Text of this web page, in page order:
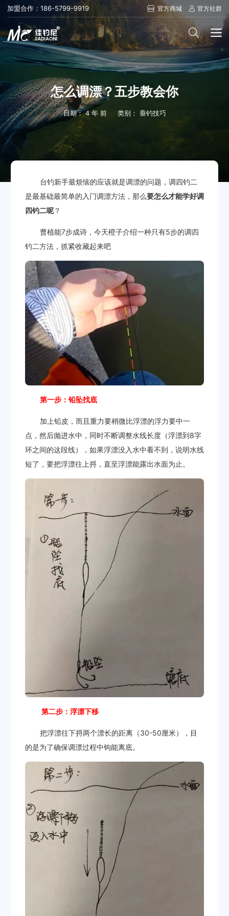
加盟合作：186-5799-9919 官方商城 官方社群
怎么调漂？五步教会你
日期：4 年 前 类别： 垂钓技巧
台钓新手最烦恼的应该就是调漂的问题，调四钓二
是最基础最简单的入门调漂方法，那么要怎么才能学好调
四钓二呢 ？
曹植能7步成诗，今天橙子介绍一种只有5步的调四
钓二方法，抓紧收藏起来吧
第一步：铅坠找底
加上铅皮，而且重力要稍微比浮漂的浮力要中一
点，然后抛进水中，同时不断调整水线长度（浮漂到8字
环之间的这段线），如果浮漂没入水中看不到，说明水线
短了，要把浮漂往上捋，直至浮漂能露出水面为止。
第二步：浮漂下移
把浮漂往下捋两个漂长的距离（30-50厘米），目
的是为了确保调漂过程中钩能离底。